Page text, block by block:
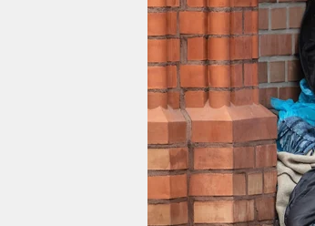
nord
wahrheit
verlag
verlag
veranstaltungen
shop